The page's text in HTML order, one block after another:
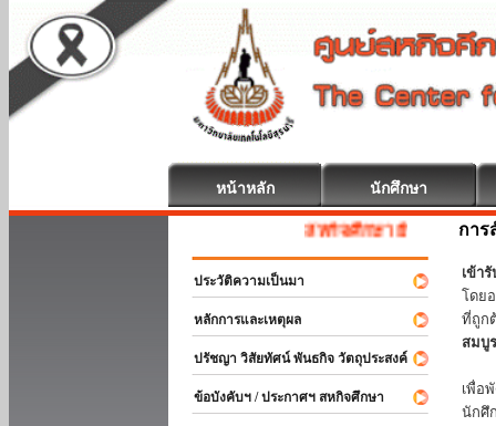
หน้าหลัก นักศึกษา
สหกิจศึกษา ยินดีต้อนรับ
ประวัติความเป็นมา
หลักการและเหตุผล
ปรัชญา วิสัยทัศน์ พันธกิจ วัตถุประสงค์
ข้อบังคับฯ / ประกาศฯ สหกิจศึกษา
การ
เข้า
โดย
ที่ถูก
สมบู
เพื่อ
นักศึ